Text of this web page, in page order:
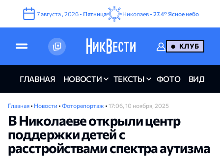
7августа , 2026 • Пятница Николаев • 27.4° Ясное небо
КЛУБ
ГЛАВНАЯ НОВОСТИ ТЕКСТЫ ФОТО ВИДЕО
Главная • Новости • Фоторепортаж • 17:06, 10 ноября, 2025
В Николаеве открыли центр
поддержки детей с
расстройствами спектра аутизма